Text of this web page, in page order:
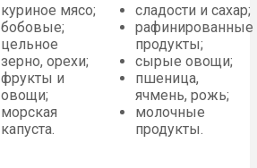
куриное мясо;
бобовые;
цельное
зерно, орехи;
фрукты и
овощи;
морская
капуста.
сладости и сахар;
рафинированные
продукты;
сырые овощи;
пшеница,
ячмень, рожь;
молочные
продукты.